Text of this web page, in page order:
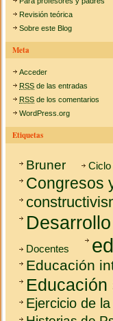
Revisión teórica
Sobre este Blog
Meta
Acceder
RSS de las entradas
RSS de los comentarios
WordPress.org
Etiquetas
Bruner
Congresos
Docentes
Educación
Educación
Ejercicio de